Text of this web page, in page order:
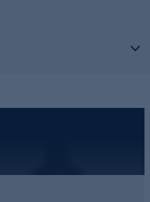
und Physiotherapeutin
das gesamtheitliche
durch Fitness, Ideen rund
Schönheit sowie
der
- ihre funktionale Sportmode